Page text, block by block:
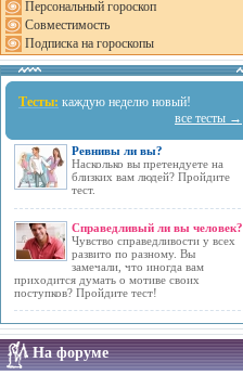
Персональный гороскоп
Совместимость
Подписка на гороскопы
Тесты: каждую неделю новый!
все тесты →
Ревнивы ли вы?
Насколько вы претендуете на
близких вам людей? Пройдите
тест.
Справедливый ли вы человек?
Чувство справедливости у всех
развито по разному. Вы
замечали, что иногда вам
приходится думать о мотиве своих
поступков? Пройдите тест!
На форуме